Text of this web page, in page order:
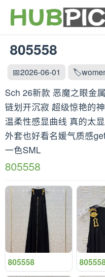
805558
📅2026-06-01
Sch 26新款 恶魔之眼金
链划开沉寂 超级惊艳的
温柔性感显曲线 真的太
外套也好看名媛气质感
一色SML
805558
805558